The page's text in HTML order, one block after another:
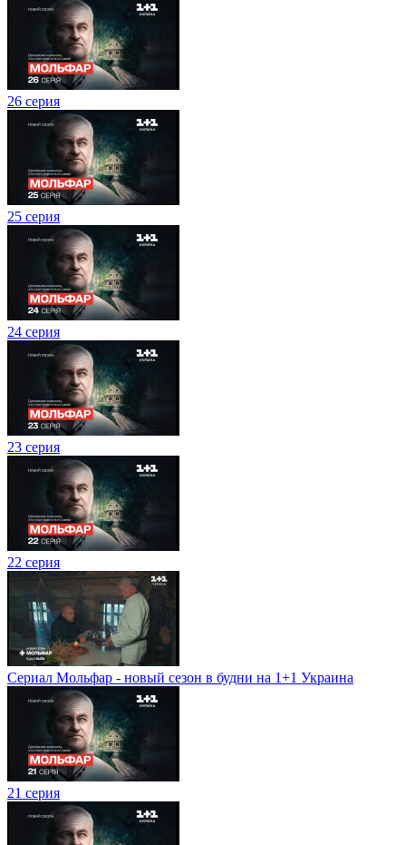
26 серия
25 серия
24 серия
23 серия
22 серия
Сериал Мольфар - новый сезон в будни на 1+1 Украина
21 серия